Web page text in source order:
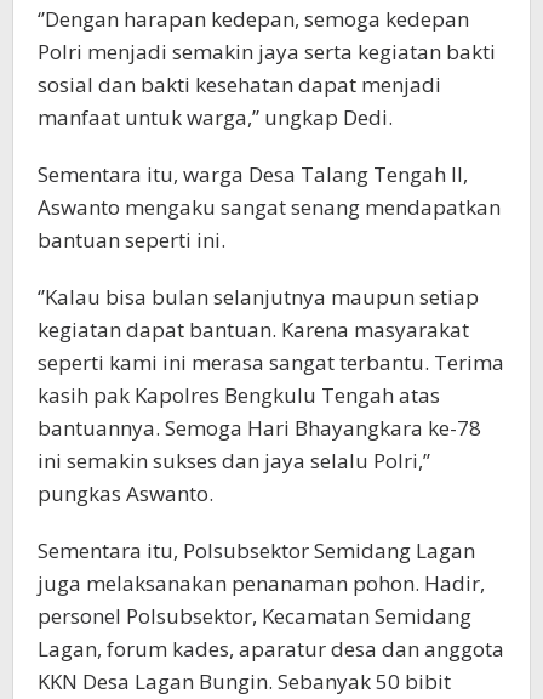
‘’Dengan harapan kedepan, semoga kedepan
Polri menjadi semakin jaya serta kegiatan bakti
sosial dan bakti kesehatan dapat menjadi
manfaat untuk warga,’’ ungkap Dedi.
Sementara itu, warga Desa Talang Tengah II,
Aswanto mengaku sangat senang mendapatkan
bantuan seperti ini.
‘’Kalau bisa bulan selanjutnya maupun setiap
kegiatan dapat bantuan. Karena masyarakat
seperti kami ini merasa sangat terbantu. Terima
kasih pak Kapolres Bengkulu Tengah atas
bantuannya. Semoga Hari Bhayangkara ke-78
ini semakin sukses dan jaya selalu Polri,’’
pungkas Aswanto.
Sementara itu, Polsubsektor Semidang Lagan
juga melaksanakan penanaman pohon. Hadir,
personel Polsubsektor, Kecamatan Semidang
Lagan, forum kades, aparatur desa dan anggota
KKN Desa Lagan Bungin. Sebanyak 50 bibit